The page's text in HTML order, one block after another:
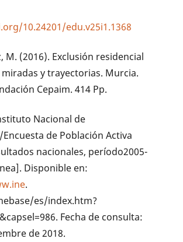
10.24201/edu.v25i1.1368
M. (2016). Exclusión residencial
y trayectorias. Murcia.
Cepaim. 414 Pp.
Nacional de
de Población Activa
nacionales, período2005-
Disponible en:
.
es/index.htm?
Fecha de consulta:
de 2018.